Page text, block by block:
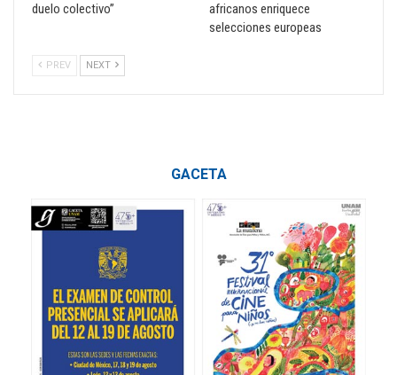
duelo colectivo”
africanos enriquece
selecciones europeas
PREV NEXT
GACETA